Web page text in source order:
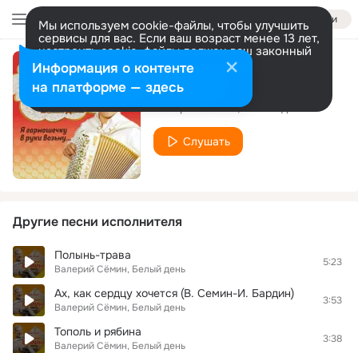
Войти
Мы используем cookie-файлы, чтобы улучшить
сервисы для вас. Если ваш возраст менее 13 лет,
настроить cookie-файлы должен ваш законный
представитель. Больше информации
Разрешить все Настроить
Замужем
Валерий Сёмин, Белый день
Слушать
Другие песни исполнителя
Полынь-трава
Валерий Сёмин, Белый день
5:23
Ах, как сердцу хочется (В. Семин-И. Бардин)
Валерий Сёмин, Белый день
3:53
Тополь и рябина
Валерий Сёмин, Белый день
3:38
Информация о контенте
на платформе — здесь